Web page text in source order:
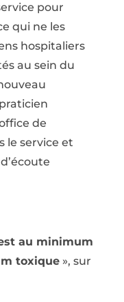
pour
qui ne les
hospitaliers
au sein du
de
le service et
au minimum
toxique», sur